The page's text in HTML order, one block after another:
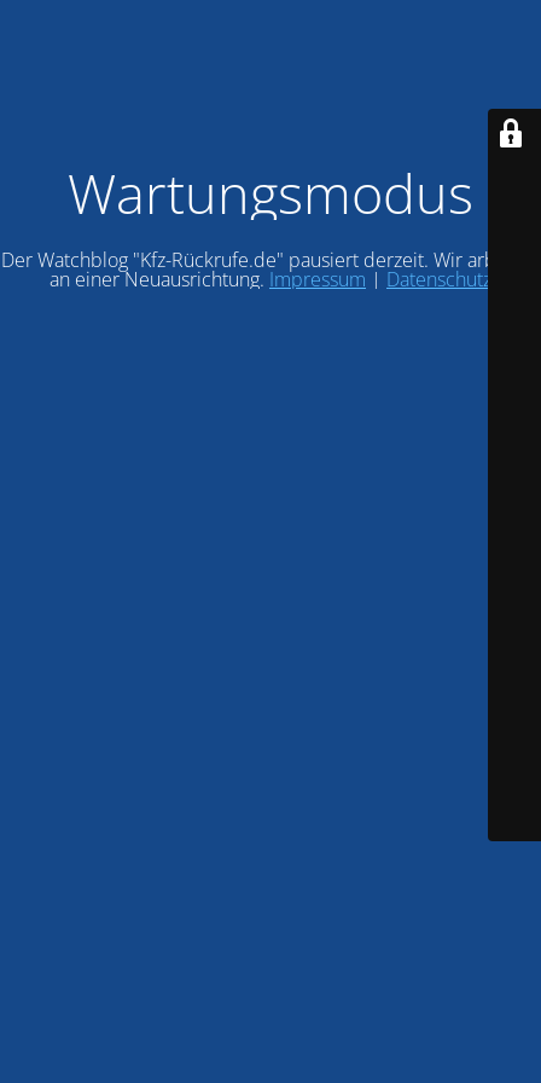
Wartungsmodus
Der Watchblog "Kfz-Rückrufe.de" pausiert derzeit. Wir arbeiten
an einer Neuausrichtung. Impressum | Datenschutz